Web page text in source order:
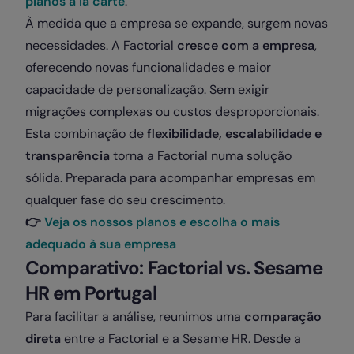
À medida que a empresa se expande, surgem novas
necessidades. A Factorial cresce com a empresa,
oferecendo novas funcionalidades e maior
capacidade de personalização. Sem exigir
migrações complexas ou custos desproporcionais.
Esta combinação deflexibilidade, escalabilidade e
transparência torna a Factorial numa solução
sólida. Preparada para acompanhar empresas em
qualquer fase do seu crescimento.
👉Veja os nossos planos e escolha o mais
adequado à sua empresa
Comparativo: Factorial vs. Sesame
HR em Portugal
Para facilitar a análise, reunimos uma comparação
direta entre a Factorial e a Sesame HR. Desde a